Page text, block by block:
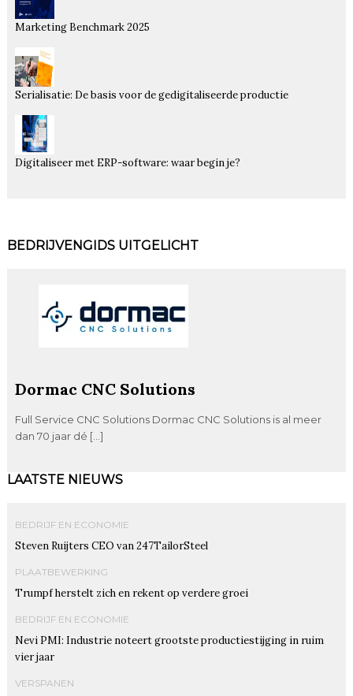
Marketing Benchmark 2025
Serialisatie: De basis voor de gedigitaliseerde productie
Digitaliseer met ERP-software: waar begin je?
BEDRIJVENGIDS UITGELICHT
Dormac CNC Solutions
Full Service CNC Solutions Dormac CNC Solutions is al meer
dan 70 jaar dé […]
LAATSTE NIEUWS
BEDRIJF EN ECONOMIE
Steven Ruijters CEO van 247TailorSteel
PLAATBEWERKING
Trumpf herstelt zich en rekent op verdere groei
BEDRIJF EN ECONOMIE
Nevi PMI: Industrie noteert grootste productiestijging in ruim
vier jaar
VERSPANEN